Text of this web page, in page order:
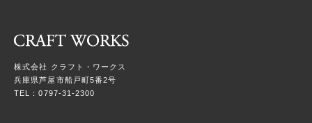
株式会社 クラフト・ワークス
兵庫県芦屋市船戸町5番2号
TEL：0797-31-2300